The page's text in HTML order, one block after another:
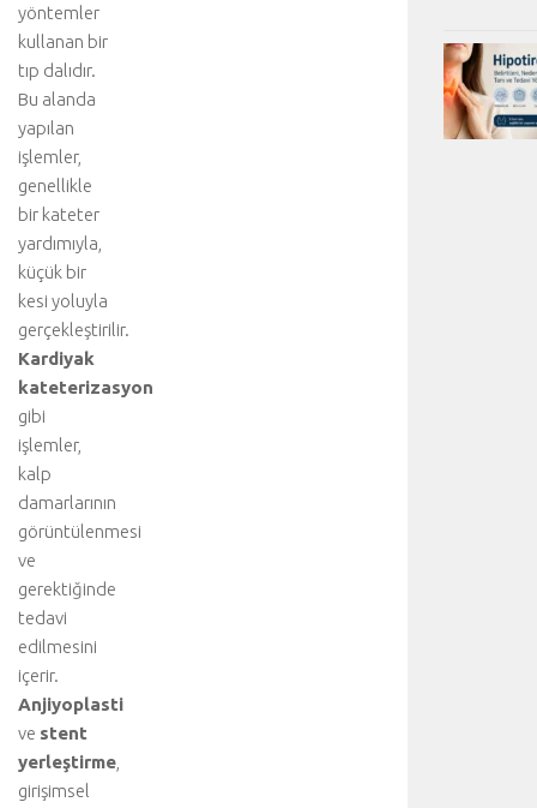
yöntemler
kullanan bir
tıp dalıdır.
Bu alanda
yapılan
işlemler,
genellikle
bir kateter
yardımıyla,
küçük bir
kesi yoluyla
gerçekleştirilir.
Kardiyak
kateterizasyon
gibi
işlemler,
kalp
damarlarının
görüntülenmesi
ve
gerektiğinde
tedavi
edilmesini
içerir.
Anjiyoplasti
ve stent
yerleştirme
girişimsel